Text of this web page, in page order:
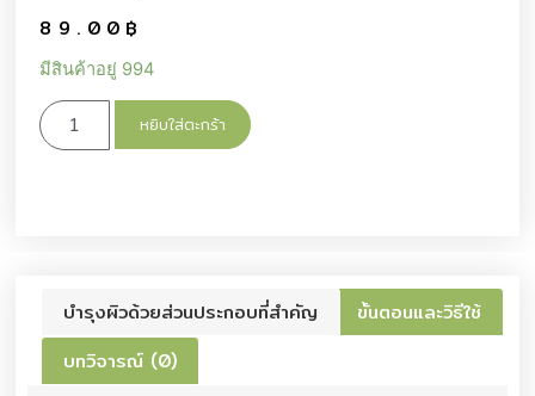
89.00 ฿
มีสินค้าอยู่ 994
หยิบใส่ตะกร้า
บำรุงผิวด้วยส่วนประกอบที่สำคัญ
ขั้นตอนและวิธีใช้
บทวิจารณ์ (0)